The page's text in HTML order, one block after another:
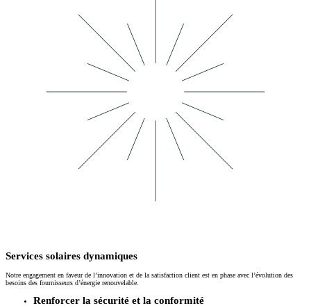
Services solaires dynamiques
Notre engagement en faveur de l’innovation et de la satisfaction client est en phase avec l’évolution des
besoins des fournisseurs d’énergie renouvelable.
Renforcer la sécurité et la conformité